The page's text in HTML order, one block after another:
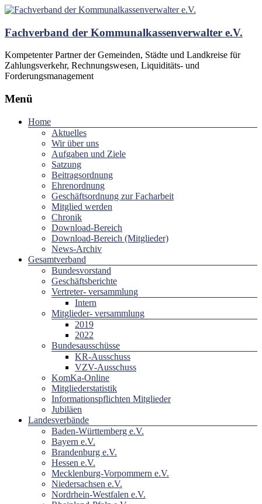
Fachverband der Kommunalkassenverwalter e.V.
Kompetenter Partner der Gemeinden, Städte und Landkreise für
Zahlungsverkehr, Rechnungswesen, Liquiditäts- und
Forderungsmanagement
Menü
Home
Aktuelles
Wir über uns
Aufgaben und Ziele
Satzung
Beitragsordnung
Ehrenordnung
Geschäftsordnung zur Facharbeit
Mitglied werden
Chronik
Download-Bereich
Download-Bereich (Mitglieder)
News-Archiv
Gesamtverband
Bundesvorstand
Geschäftsberichte
Vertreter- versammlung
Intern
Mitglieder- versammlung
2019
2022
Bundesausschüsse
KR-Ausschuss
VZV-Ausschuss
KomKa-Online
Mitgliederstatistik
Informationspflichten Mitglieder
Jubiläen
Landesverbände
Baden-Württemberg e.V.
Bayern e.V.
Brandenburg e.V.
Hessen e.V.
Mecklenburg-Vorpommern e.V.
Niedersachsen e.V.
Nordrhein-Westfalen e.V.